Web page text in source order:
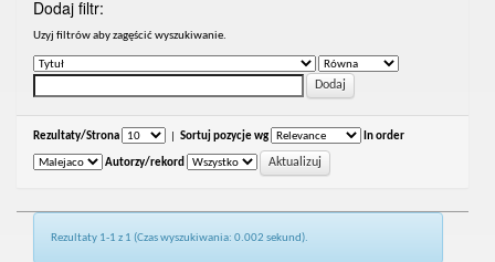
Dodaj filtr:
Uzyj filtrów aby zagęścić wyszukiwanie.
Rezultaty/Strona Sortuj pozycje wg In order
Autorzy/rekord
Rezultaty 1-1 z 1 (Czas wyszukiwania: 0.002 sekund).